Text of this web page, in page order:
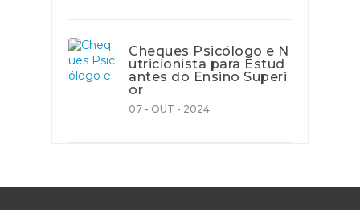
Cheques Psicólogo e N
utricionista para Estud
antes do Ensino Superi
or
07 - OUT - 2024